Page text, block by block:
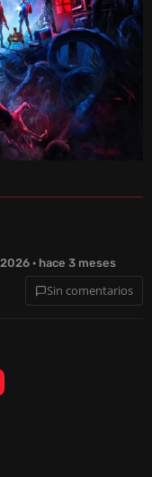
· hace 3 meses
Sin comentarios